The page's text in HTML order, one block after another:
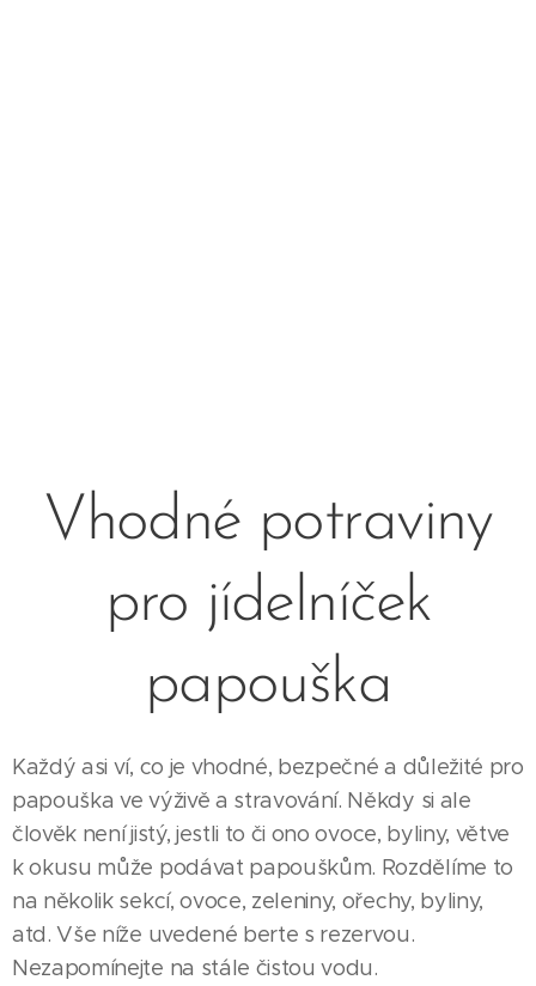
Vhodné potraviny
pro jídelníček
papouška
Každý asi ví, co je vhodné, bezpečné a důležité pro
papouška ve výživě a stravování. Někdy si ale
člověk není jistý, jestli to či ono ovoce, byliny, větve
k okusu může podávat papouškům. Rozdělíme to
na několik sekcí, ovoce, zeleniny, ořechy, byliny,
atd. Vše níže uvedené berte s rezervou.
Nezapomínejte na stále čistou vodu.